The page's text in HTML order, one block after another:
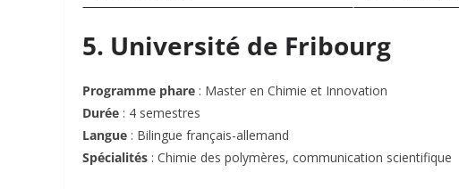
5. Université de Fribourg
Programme phare : Master en Chimie et Innovation
Durée : 4 semestres
Langue : Bilingue français-allemand
Spécialités : Chimie des polymères, communication scientifique